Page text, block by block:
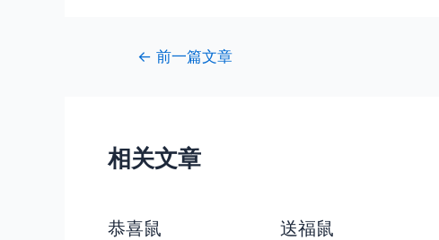
← 前一篇文章
相关文章
恭喜鼠 送福鼠